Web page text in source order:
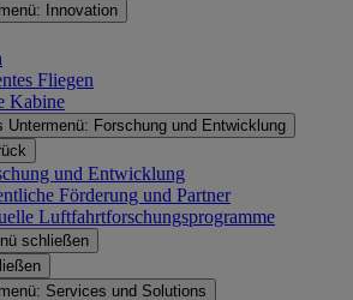
Innovation
Fliegen
Kabine
Untermenü: Forschung und Entwicklung
und Entwicklung
Förderung und Partner
Luftfahrtforschungsprogramme
schließen
Services und Solutions